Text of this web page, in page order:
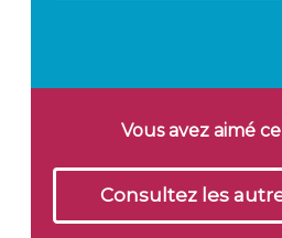
Vous avez aimé
Consultez les